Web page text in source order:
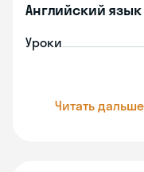
Английский язык
Уроки
Читать дальше